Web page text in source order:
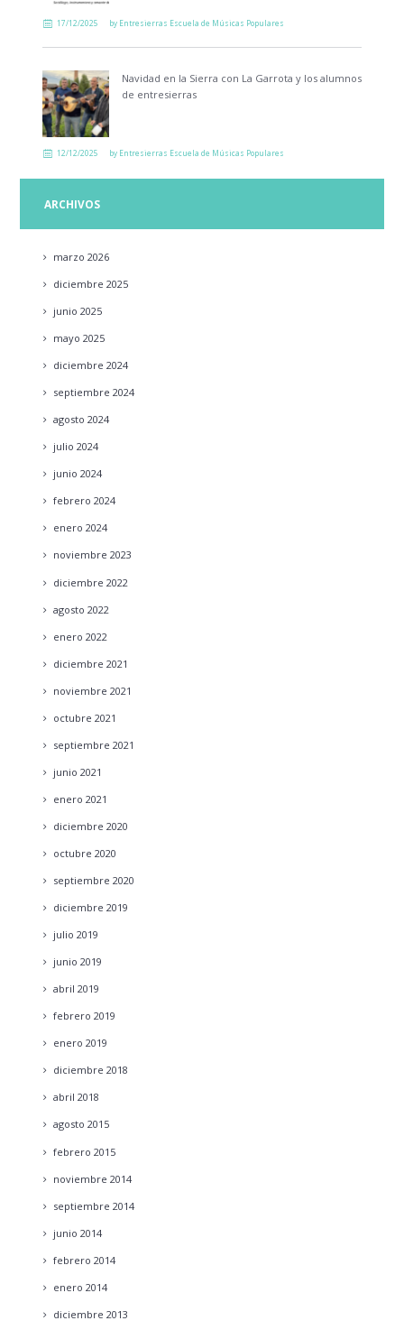
17/12/2025 by Entresierras Escuela de Músicas Populares
Navidad en la Sierra con La Garrota y los alumnos
de entresierras
12/12/2025 by Entresierras Escuela de Músicas Populares
ARCHIVOS
marzo 2026
diciembre 2025
junio 2025
mayo 2025
diciembre 2024
septiembre 2024
agosto 2024
julio 2024
junio 2024
febrero 2024
enero 2024
noviembre 2023
diciembre 2022
agosto 2022
enero 2022
diciembre 2021
noviembre 2021
octubre 2021
septiembre 2021
junio 2021
enero 2021
diciembre 2020
octubre 2020
septiembre 2020
diciembre 2019
julio 2019
junio 2019
abril 2019
febrero 2019
enero 2019
diciembre 2018
abril 2018
agosto 2015
febrero 2015
noviembre 2014
septiembre 2014
junio 2014
febrero 2014
enero 2014
diciembre 2013